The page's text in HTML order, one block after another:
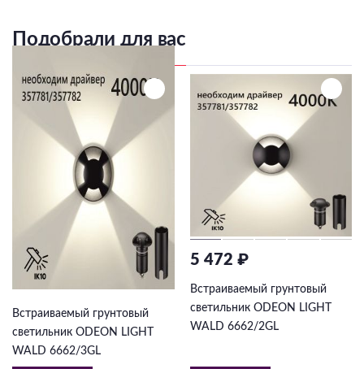
Подобрали для вас
5 566 ₽
Встраиваемый грунтовый
светильник ODEON LIGHT
WALD 6662/3GL
5 472 ₽
Встраиваемый грунтовый
светильник ODEON LIGHT
WALD 6662/2GL